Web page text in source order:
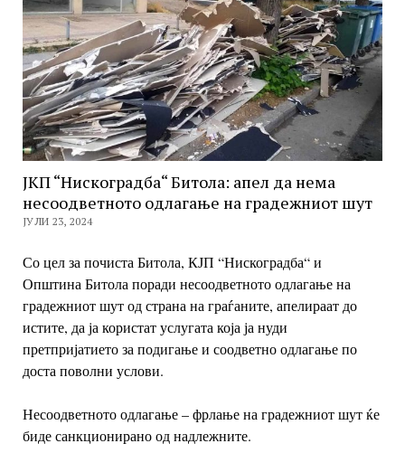
ЈКП “Нискоградба“ Битола: апел да нема
несоодветното одлагање на градежниот шут
ЈУЛИ 23, 2024
Со цел за почиста Битола, КЈП “Нискоградба“ и
Општина Битола поради несоодветното одлагање на
градежниот шут од страна на граѓаните, апелираат до
истите, да ја користат услугата која ја нуди
претпријатието за подигање и соодветно одлагање по
доста поволни услови.
Несоодветното одлагање – фрлање на градежниот шут ќе
биде санкционирано од надлежните.